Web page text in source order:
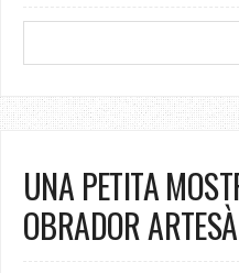
UNA PETITA
OBRADOR ARTESÀ